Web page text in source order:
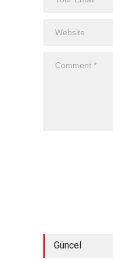
Güncel